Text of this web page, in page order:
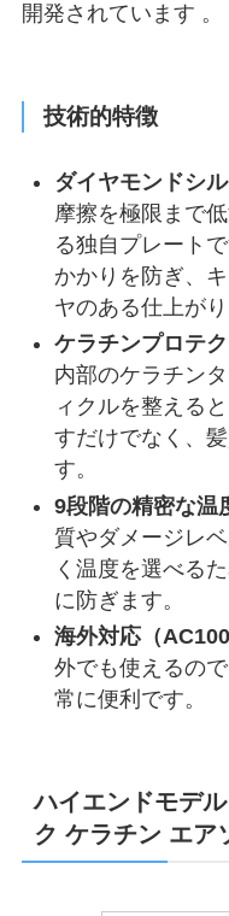
開発されています 。
技術的特徴
ダイヤモンドシ
摩擦を極限まで
る独自プレート
かかりを防ぎ、
ヤのある仕上が
ケラチンプロテ
内部のケラチン
ィクルを整える
すだけでなく、
す。
9段階の精密な温
質やダメージレ
く温度を選べる
に防ぎます。
海外対応（
外でも使えるの
常に便利です。
ハイエンドモデ
ク ケラチン エア